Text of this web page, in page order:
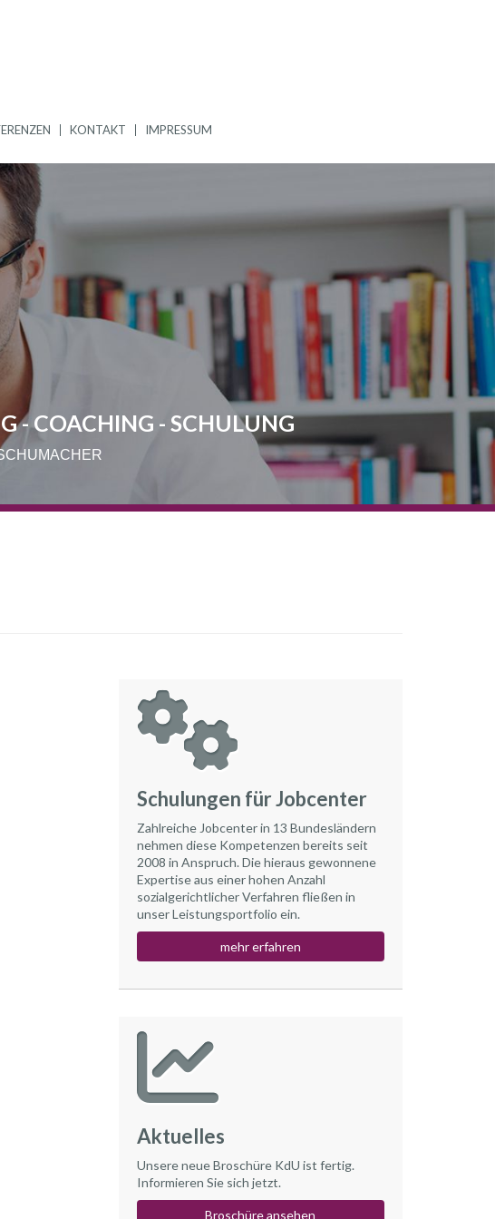
KONTAKT IMPRESSUM
- COACHING - SCHULUNG
Schulungen für Jobcenter
Zahlreiche Jobcenter in 13 Bundesländern
nehmen diese Kompetenzen bereits seit
2008 in Anspruch. Die hieraus gewonnene
Expertise aus einer hohen Anzahl
sozialgerichtlicher Verfahren fließen in
unser Leistungsportfolio ein.
mehr erfahren
Aktuelles
Unsere neue Broschüre KdU ist fertig.
Informieren Sie sich jetzt.
Broschüre ansehen